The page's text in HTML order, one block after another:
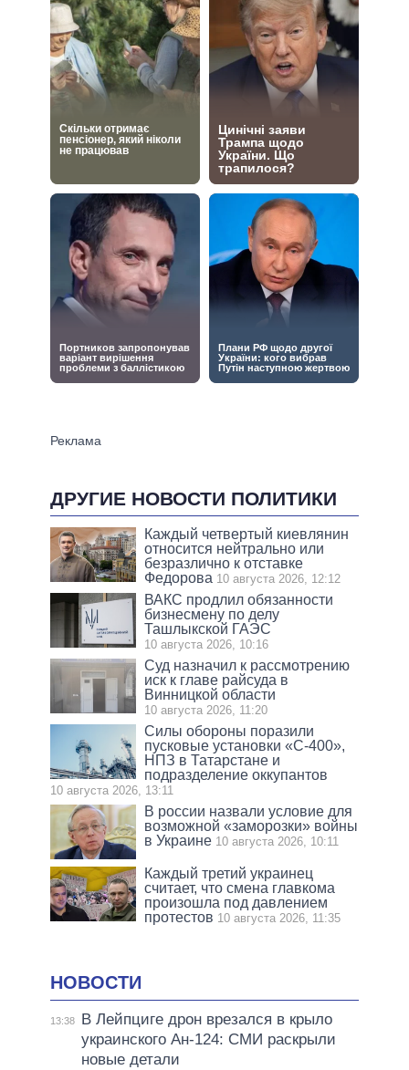
ДРУГИЕ НОВОСТИ ПОЛИТИКИ
Каждый четвертый киевлянин
относится нейтрально или
безразлично к отставке
Федорова 10 августа 2026, 12:12
ВАКС продлил обязанности
бизнесмену по делу
Ташлыкской ГАЭС
10 августа 2026, 10:16
Суд назначил к рассмотрению
иск к главе райсуда в
Винницкой области
10 августа 2026, 11:20
Силы обороны поразили
пусковые установки «С-400»,
НПЗ в Татарстане и
подразделение оккупантов
10 августа 2026, 13:11
В россии назвали условие для
возможной «заморозки» войны
в Украине 10 августа 2026, 10:11
Каждый третий украинец
считает, что смена главкома
произошла под давлением
протестов 10 августа 2026, 11:35
НОВОСТИ
13:38
В Лейпциге дрон врезался в крыло
украинского Ан-124: СМИ раскрыли
новые детали